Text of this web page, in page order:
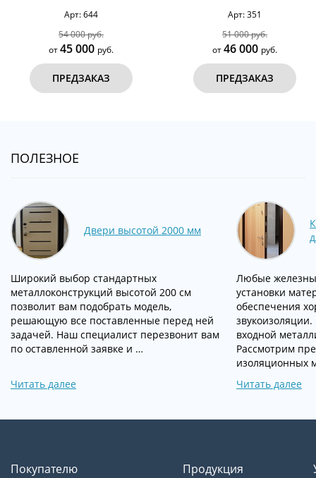
руб.
ПРЕДЗАКАЗ
руб.
ПРЕДЗАКАЗ
ПОЛЕЗНОЕ
Двери высотой 2000 мм
Широкий выбор стандартных
металлоконструкций высотой 200 см
позволит вам подобрать модель,
решающую все поставленные перед ней
задачей. Наш специалист перезвонит вам
по оставленной заявке и …
Читать далее
Любые
установки
обеспечения
входной
Рассмотрим
изоляционных
Читать далее
Покупателю Продукция